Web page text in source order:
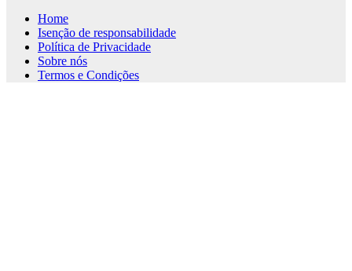
Home
Isenção de responsabilidade
Política de Privacidade
Sobre nós
Termos e Condições